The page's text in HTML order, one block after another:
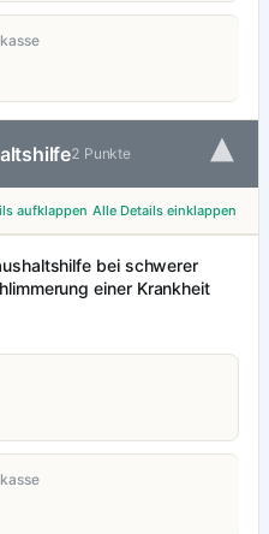
2 Punkte ▾
aufklappen Alle Details einklappen
bei schwerer
einer Krankheit